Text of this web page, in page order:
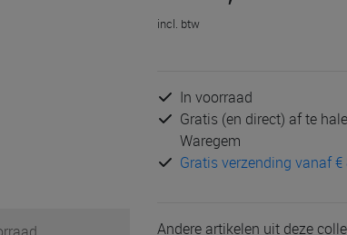
incl. btw
In voorraad
Gratis (en direct) af te
Waregem
Gratis verzending vanaf €
Andere artikelen uit deze